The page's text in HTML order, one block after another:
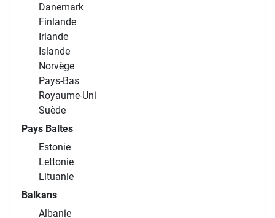
Danemark
Finlande
Irlande
Islande
Norvège
Pays-Bas
Royaume-Uni
Suède
Pays Baltes
Estonie
Lettonie
Lituanie
Balkans
Albanie